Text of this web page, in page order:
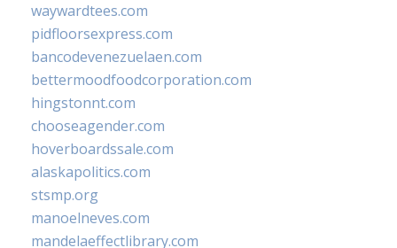
waywardtees.com
pidfloorsexpress.com
bancodevenezuelaen.com
bettermoodfoodcorporation.com
hingstonnt.com
chooseagender.com
hoverboardssale.com
alaskapolitics.com
stsmp.org
manoelneves.com
mandelaeffectlibrary.com